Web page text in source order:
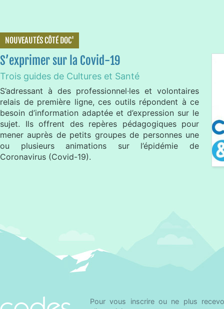
NOUVEAUTÉS CÔTÉ DOC'
S’exprimer sur la Covid-19
Trois guides de Cultures et Santé
S’adressant à des professionnel·les et volontaires
relais de première ligne, ces outils répondent à ce
besoin d’information adaptée et d’expression sur le
sujet. Ils offrent des repères pédagogiques pour
mener auprès de petits groupes de personnes une
ou plusieurs animations sur l’épidémie de
Coronavirus (Covid-19).
Pour vous inscrire ou ne plus